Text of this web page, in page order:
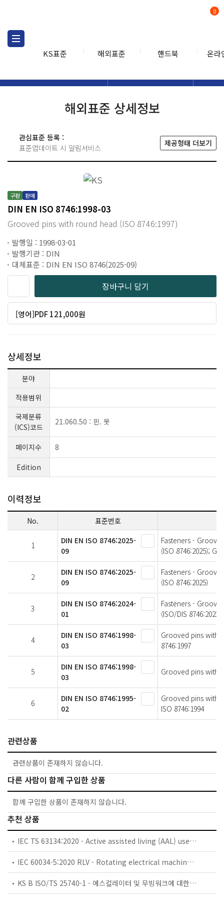
KS표준 해외표준 핸드북 온라
0
해외표준 상세정보
관심표준 등록 :
표준업데이트 시 알림서비스
제공형태 더보기
구판 판매
DIN EN ISO 8746:1998-03
Grooved pins with round head (ISO 8746:1997)
발행일 : 1998-03-01
발행기관 : DIN
대체표준 : DIN EN ISO 8746(2025-09)
장바구니 담기
[영어]PDF 121,000원
상세정보
분야
적용범위
국제분류
(ICS)코드
21.060.50 : 핀. 못
페이지수
8
Edition
이력정보
No. 표준번호
1
DIN EN ISO 8746:2025-
09
Fasteners -
(ISO 8746:2025);
2
DIN EN ISO 8746:2025-
09
Fasteners -
(ISO 8746:2025)
3
DIN EN ISO 8746:2024-
01
Fasteners -
(ISO/DIS
4
DIN EN ISO 8746:1998-
03
Grooved pins with
8746:1997
5
DIN EN ISO 8746:1998-
03
Grooved pins with
6
DIN EN ISO 8746:1995-
02
Grooved pins with
ISO 8746:1994
관련상품
관련상품이 존재하지 않습니다.
다른 사람이 함께 구입한 상품
함께 구입한 상품이 존재하지 않습니다.
추천 상품
IEC TS 63134:2020 - Active assisted living (AAL) use cases
IEC 60034-5:2020 RLV - Rotating electrical machines - Part 5: Degrees of protection provided by the integral design of rotating electrical machines (IP code) - Classification
KS B ISO/TS 25740-1 - 에스컬레이터 및 무빙워크에 대한 안전요건 — 제1부: 세계공통 필수 안전요건(GESRs)